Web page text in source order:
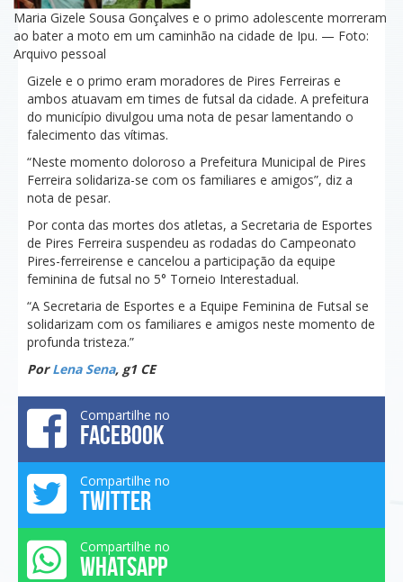
Maria Gizele Sousa Gonçalves e o primo adolescente morreram
ao bater a moto em um caminhão na cidade de Ipu. — Foto:
Arquivo pessoal
Gizele e o primo eram moradores de Pires Ferreiras e
ambos atuavam em times de futsal da cidade. A prefeitura
do município divulgou uma nota de pesar lamentando o
falecimento das vítimas.
“Neste momento doloroso a Prefeitura Municipal de Pires
Ferreira solidariza-se com os familiares e amigos”, diz a
nota de pesar.
Por conta das mortes dos atletas, a Secretaria de Esportes
de Pires Ferreira suspendeu as rodadas do Campeonato
Pires-ferreirense e cancelou a participação da equipe
feminina de futsal no 5° Torneio Interestadual.
“A Secretaria de Esportes e a Equipe Feminina de Futsal se
solidarizam com os familiares e amigos neste momento de
profunda tristeza.”
PorLena Sena, g1 CE
Compartilhe no
FACEBOOK
Compartilhe no
TWITTER
Compartilhe no
WHATSAPP